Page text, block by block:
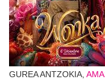
GUREA ANTZOKIA,